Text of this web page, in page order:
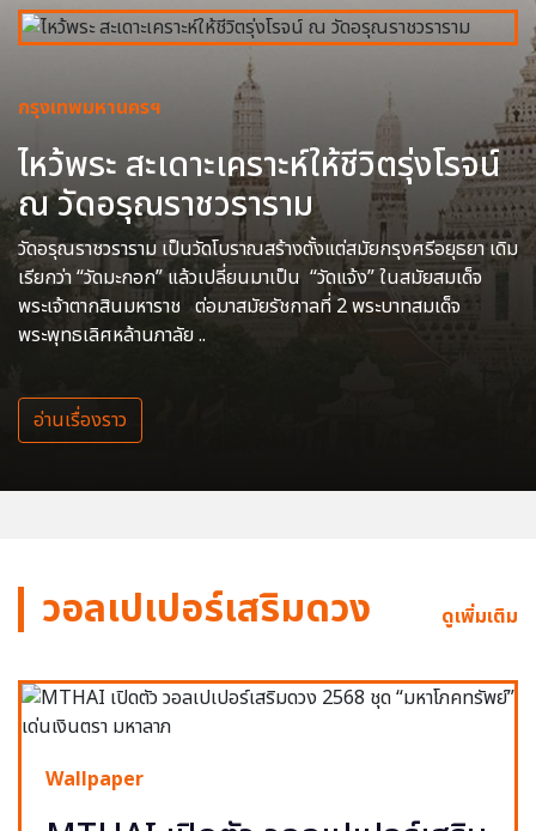
กรุงเทพมหานครฯ
ไหว้พระ สะเดาะเคราะห์ให้ชีวิตรุ่งโรจน์
ณ วัดอรุณราชวราราม
วัดอรุณราชวราราม เป็นวัดโบราณสร้างตั้งแต่สมัยกรุงศรีอยุธยา เดิม
เรียกว่า “วัดมะกอก” แล้วเปลี่ยนมาเป็น “วัดแจ้ง” ในสมัยสมเด็จ
พระเจ้าตากสินมหาราช ต่อมาสมัยรัชกาลที่ 2 พระบาทสมเด็จ
พระพุทธเลิศหล้านภาลัย ..
อ่านเรื่องราว
วอลเปเปอร์เสริมดวง ดูเพิ่มเติม
Wallpaper